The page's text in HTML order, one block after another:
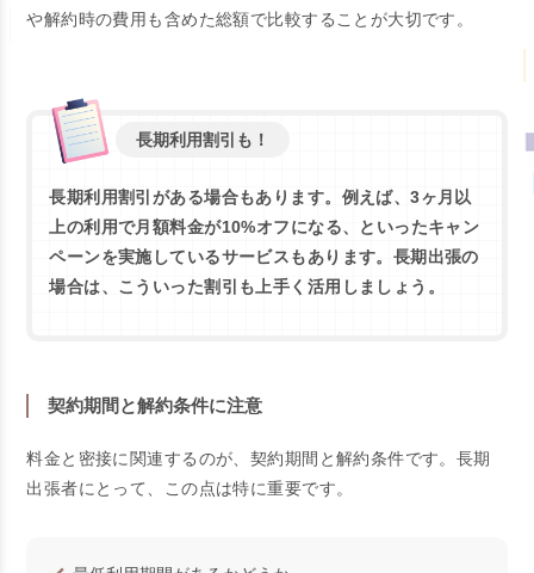
や解約時の費用も含めた総額で比較することが大切です。
長期利用割引も！
長期利用割引がある場合もあります。例えば、3ヶ月以
上の利用で月額料金が10%オフになる、といったキャン
ペーンを実施しているサービスもあります。長期出張の
場合は、こういった割引も上手く活用しましょう。
契約期間と解約条件に注意
料金と密接に関連するのが、契約期間と解約条件です。長期
出張者にとって、この点は特に重要です。